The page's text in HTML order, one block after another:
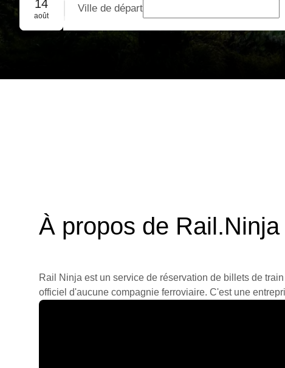
Réservation de groupe
14
août
Ville de départ
À propos de Rail.Ninja
Rail Ninja est un service de réservation de billets de
officiel d'aucune compagnie ferroviaire. C'est une